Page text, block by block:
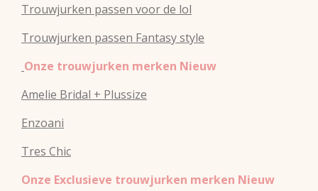
Trouwjurken passen voor de lol
Trouwjurken passen Fantasy style
Onze trouwjurken merken Nieuw
Amelie Bridal + Plussize
Enzoani
Tres Chic
Onze Exclusieve trouwjurken merken Nieuw